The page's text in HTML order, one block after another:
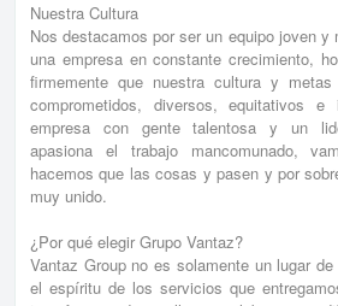
Nuestra Cultura
Nos destacamos por ser un equipo joven y
una empresa en constante crecimiento,
firmemente que nuestra cultura y
comprometidos, diversos, equitativos
empresa con gente talentosa y un
apasiona el trabajo mancomunado,
hacemos que las cosas y pasen y por
muy unido.
¿Por qué elegir Grupo Vantaz?
Vantaz Group no es solamente un lugar
el espíritu de los servicios que